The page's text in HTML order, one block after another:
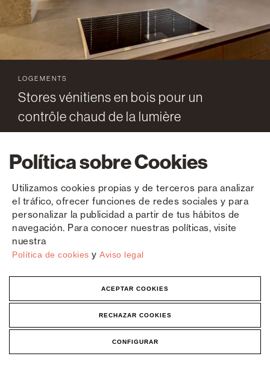
Política sobre Cookies
Utilizamos cookies propias y de terceros para analizar
el tráfico, ofrecer funciones de redes sociales y para
personalizar la publicidad a partir de tus hábitos de
navegación. Para conocer nuestras políticas, visite
nuestra
Política de cookies y Aviso legal
ACEPTAR COOKIES
RECHAZAR COOKIES
CONFIGURAR
LOGEMENTS
Stores vénitiens en bois pour un
contrôle chaud de la lumière